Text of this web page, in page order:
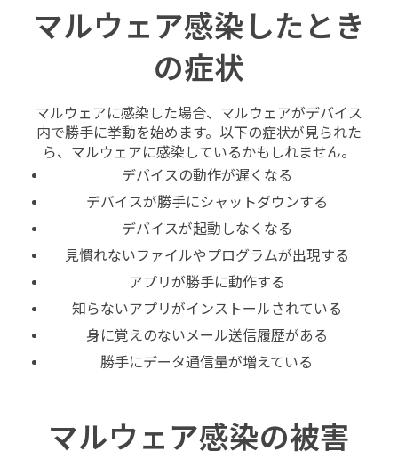
マルウェア感染したとき
の症状
マルウェアに感染した場合、マルウェアがデバイス
内で勝手に挙動を始めます。以下の症状が見られた
ら、マルウェアに感染しているかもしれません。
デバイスの動作が遅くなる
デバイスが勝手にシャットダウンする
デバイスが起動しなくなる
見慣れないファイルやプログラムが出現する
アプリが勝手に動作する
知らないアプリがインストールされている
身に覚えのないメール送信履歴がある
勝手にデータ通信量が増えている
マルウェア感染の被害